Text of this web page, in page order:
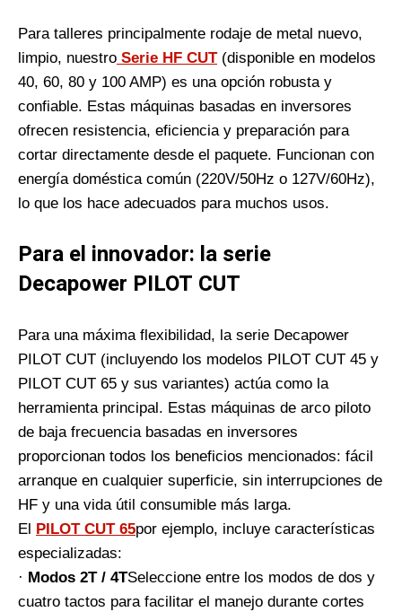
Para talleres principalmente rodaje de metal nuevo,
limpio, nuestro Serie HF CUT(disponible en modelos
40, 60, 80 y 100 AMP) es una opción robusta y
confiable. Estas máquinas basadas en inversores
ofrecen resistencia, eficiencia y preparación para
cortar directamente desde el paquete. Funcionan con
energía doméstica común (220V/50Hz o 127V/60Hz),
lo que los hace adecuados para muchos usos.
Para el innovador: la serie
Decapower PILOT CUT
Para una máxima flexibilidad, la serie Decapower
PILOT CUT (incluyendo los modelos PILOT CUT 45 y
PILOT CUT 65 y sus variantes) actúa como la
herramienta principal. Estas máquinas de arco piloto
de baja frecuencia basadas en inversores
proporcionan todos los beneficios mencionados: fácil
arranque en cualquier superficie, sin interrupciones de
HF y una vida útil consumible más larga.
El PILOT CUT 65por ejemplo, incluye características
especializadas:
· Modos 2T / 4TSeleccione entre los modos de dos y
cuatro tactos para facilitar el manejo durante cortes